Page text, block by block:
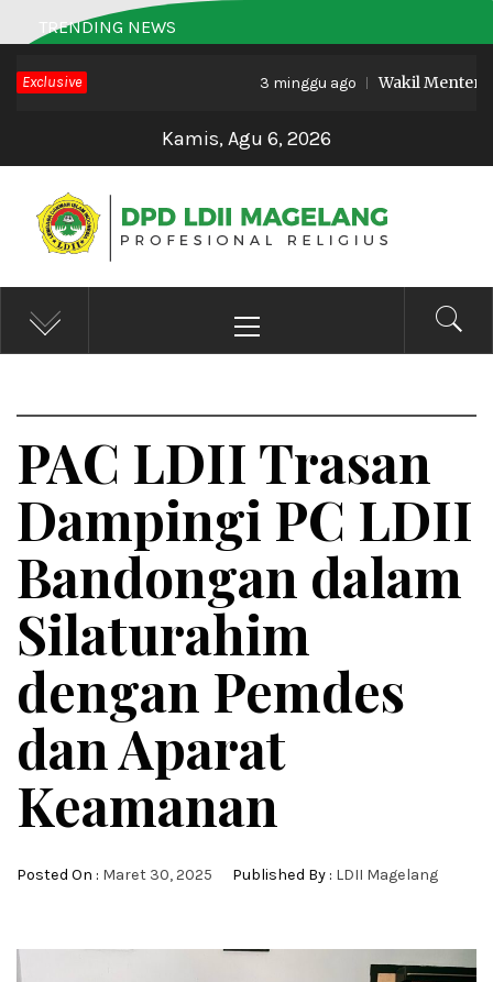
to
content
TRENDING NEWS
Exclusive 3 minggu ago Wakil Menteri
Kamis, Agu 6, 2026
DPD LDII MAGELANG
Profesional Religius
Menu
PAC LDII Trasan
Dampingi PC LDII
Bandongan dalam
Silaturahim
dengan Pemdes
dan Aparat
Keamanan
Posted On : Maret 30, 2025 Published By : LDII Magelang